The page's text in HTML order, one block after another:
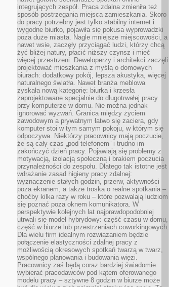
integrujących zespół. Praca zdalna zmieniła też
sposób postrzegania miejsca zamieszkania. Skoro
do pracy potrzebny jest tylko stabilny internet i
wygodne biurko, pojawiła się pokusa wyprowadzki
poza duże miasta. Nagle mniejsze miejscowości, a
nawet wsie, zaczęły przyciągać ludzi, którzy chcą
żyć bliżej natury, płacić niższy czynsz i mieć
więcej przestrzeni. Deweloperzy i architekci zaczęli
projektować mieszkania z myślą o domowych
biurach: dodatkowy pokój, lepsza akustyka, więcej
naturalnego światła. Nawet branża meblowa
zyskała nową kategorię: biurka i krzesła
zaprojektowane specjalnie do długotrwałej pracy
przy komputerze w domu. Nie można jednak
ignorować wyzwań. Granica między życiem
zawodowym a prywatnym łatwo się zaciera, gdy
komputer stoi w tym samym pokoju, w którym się
odpoczywa. Niektórzy pracownicy mają poczucie,
że są cały czas „pod telefonem” i trudno im
zakończyć dzień pracy. Pojawiają się problemy z
motywacją, izolacją społeczną i brakiem poczucia
przynależności do zespołu. Dlatego tak istotne jest
wdrażanie zasad higieny pracy zdalnej:
wyznaczenie stałych godzin, przerw, aktywności
poza ekranem, a także troska o realne spotkania –
choćby kilka razy w roku – które pozwalają ludziom
się poznać poza oknem komunikatora. W
perspektywie kolejnych lat najprawdopodobniej
utrwali się model hybrydowy: część czasu w domu,
część w biurze lub przestrzeniach coworkingowych.
Dla wielu firm idealnym rozwiązaniem będzie
połączenie elastyczności zdalnej pracy z
możliwością okresowych spotkań twarzą w twarz,
wspólnego planowania i budowania więzi.
Pracownicy zaś będą coraz bardziej świadomie
wybierać pracodawców pod kątem oferowanego
modelu pracy – sztywne 8 godzin w biurze może